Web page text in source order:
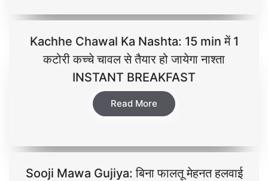
Kachhe Chawal Ka Nashta: 15 min में 1
कटोरी कच्चे चावल से तैयार हो जायेगा नाश्ता
INSTANT BREAKFAST
Read More
Sooji Mawa Gujiya: बिना फालतू मेहनत हलवाई